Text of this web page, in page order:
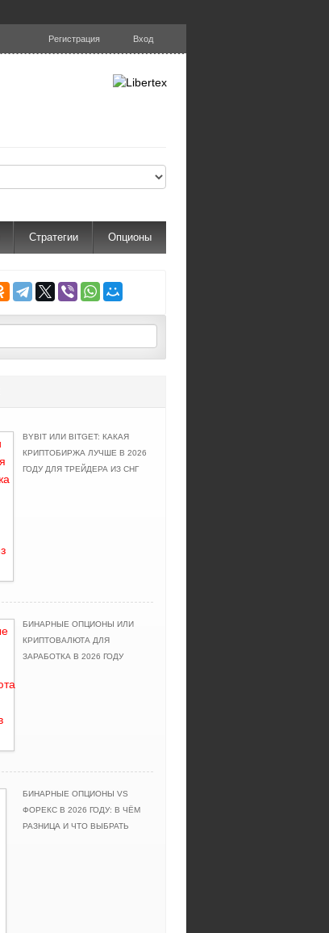
Регистрация Вход
Стратегии Опционы
BYBIT ИЛИ BITGET: КАКАЯ
КРИПТОБИРЖА ЛУЧШЕ В 2026
ГОДУ ДЛЯ ТРЕЙДЕРА ИЗ СНГ
БИНАРНЫЕ ОПЦИОНЫ ИЛИ
КРИПТОВАЛЮТА ДЛЯ
ЗАРАБОТКА В 2026 ГОДУ
БИНАРНЫЕ ОПЦИОНЫ VS
ФОРЕКС В 2026 ГОДУ: В ЧЁМ
РАЗНИЦА И ЧТО ВЫБРАТЬ